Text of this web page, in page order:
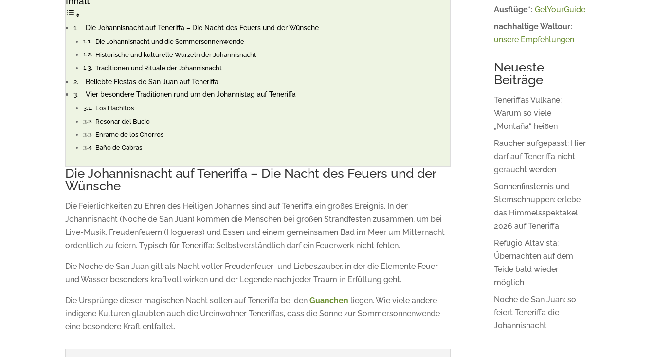
Die Johannisnacht auf Teneriffa – Die Nacht des Feuers und der Wünsche
Die Johannisnacht und die Sommersonnenwende
Historische und kulturelle Wurzeln der Johannisnacht
Traditionen und Rituale der Johannisnacht
Beliebte Fiestas de San Juan auf Teneriffa
Vier besondere Traditionen rund um den Johannistag auf Teneriffa
Los Hachitos
Resonar del Bucio
Enrame de los Chorros
Baño de Cabras
Die Johannisnacht auf Teneriffa – Die Nacht des Feuers und der
Wünsche
Die Feierlichkeiten zu Ehren des Heiligen Johannes sind auf Teneriffa ein großes Ereignis. In der
Johannisnacht (Noche de San Juan) kommen die Menschen bei großen Strandfesten zusammen, um bei
Live-Musik, Freudenfeuern (Hogueras) und Essen und einem gemeinsamen Bad im Meer um Mitternacht
ordentlich zu feiern. Typisch für Teneriffa: Selbstverständlich darf ein Feuerwerk nicht fehlen.
Die Noche de San Juan gilt als Nacht voller Freudenfeuer und Liebeszauber, in der die Elemente Feuer
und Wasser besonders kraftvoll wirken und der Legende nach jeder Traum in Erfüllung geht.
Die Ursprünge dieser magischen Nacht sollen auf Teneriffa bei denGuanchen liegen. Wie viele andere
indigene Kulturen glaubten auch die Ureinwohner Teneriffas, dass die Sonne zur Sommersonnenwende
eine besondere Kraft entfaltet.
Ausflüge*:GetYourGuide
nachhaltige Waltour:
unsere Empfehlungen
Neueste
Beiträge
Teneriffas Vulkane:
Warum so viele
„Montaña“ heißen
Raucher aufgepasst: Hier
darf auf Teneriffa nicht
geraucht werden
Sonnenfinsternis und
Sternschnuppen: erlebe
das Himmelsspektakel
2026 auf Teneriffa
Refugio Altavista:
Übernachten auf dem
Teide bald wieder
möglich
Noche de San Juan: so
feiert Teneriffa die
Johannisnacht